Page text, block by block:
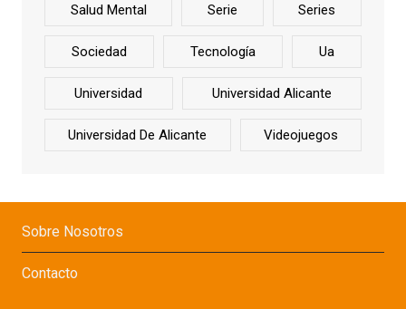
Salud Mental Serie Series
Sociedad Tecnología Ua
Universidad Universidad Alicante
Universidad De Alicante Videojuegos
Sobre Nosotros
Contacto